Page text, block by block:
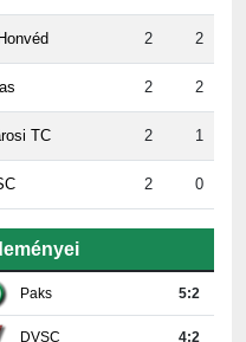
2 2
TC 2 1
2 0
Paks
DVSC 4:2
Vasas 0:0